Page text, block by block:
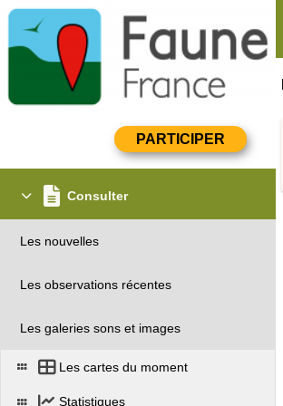
Consulter
Les nouvelles
Les observations récentes
Les galeries sons et images
Les cartes du moment
Statistiques